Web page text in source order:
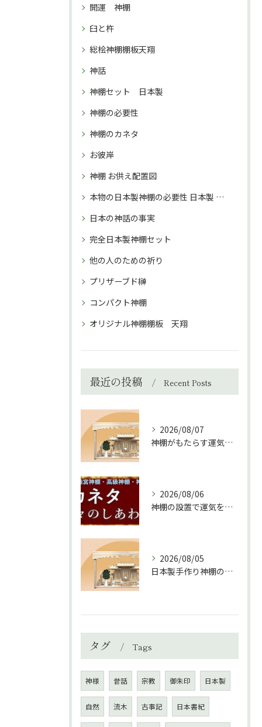
開運 神棚
臼と杵
総桧神棚棚板天翔
神話
神棚セット 日本製
神棚の必要性
神棚のカネタ
お彼岸
神棚 お供え配置図
本物の日本製神棚の必要性 日本製 神棚 購入理由
日本の神話の事実
完全日本製神棚セット
他の人のための祈り
プリザーブド榊
コンパクト神棚
オリジナル神棚棚板 天翔
最近の投稿 Recent Posts
2026/08/07
神棚がもたらす運気と家庭の調和の秘訣
2026/08/06
神棚の設置で運気を上げる秘訣と環境づくり
2026/08/05
日本製手作り神棚の魅力と選び方ガイド
タグ Tags
神様 昔話 宗教 御朱印 日本製
自然 流木 古事記 日本書紀